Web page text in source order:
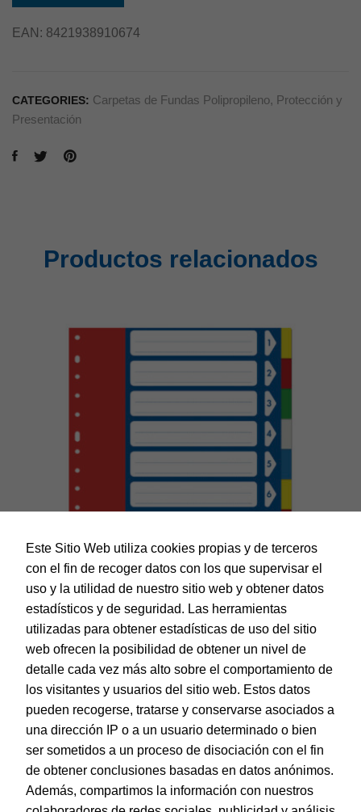
EAN: 8421938910674
CATEGORIES: Carpetas de Fundas Polipropileno, Protección y
Presentación
Productos relacionados
Dohe – Indice Basic A4 – 10 Posic./ 5 Colores
EAN: 8421938904581
© Dohe - Camino de Madrid, 14
28970 • Humanes de Madrid (Madrid)
Este Sitio Web utiliza cookies propias y de terceros
con el fin de recoger datos con los que supervisar el
uso y la utilidad de nuestro sitio web y obtener datos
estadísticos y de seguridad. Las herramientas
utilizadas para obtener estadísticas de uso del sitio
web ofrecen la posibilidad de obtener un nivel de
detalle cada vez más alto sobre el comportamiento de
los visitantes y usuarios del sitio web. Estos datos
pueden recogerse, tratarse y conservarse asociados a
una dirección IP o a un usuario determinado o bien
ser sometidos a un proceso de disociación con el fin
de obtener conclusiones basadas en datos anónimos.
Además, compartimos la información con nuestros